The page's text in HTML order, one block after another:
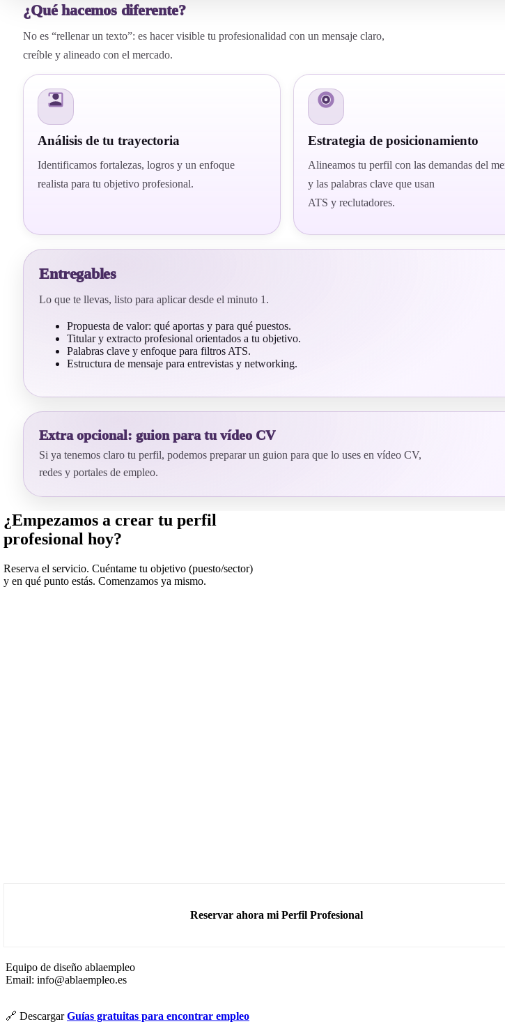
¿Qué hacemos diferente?
No es “rellenar un texto”: es hacer visible tu profesionalidad con un mensaje claro,
creíble y alineado con el mercado.
Análisis de tu trayectoria
Identificamos fortalezas, logros y un enfoque
realista para tu objetivo profesional.
Estrategia de posicionamiento
Alineamos tu perfil con las demandas del
y las palabras clave que usan
ATS y reclutadores.
Entregables
Lo que te llevas, listo para aplicar desde el minuto 1.
Propuesta de valor: qué aportas y para qué puestos.
Titular y extracto profesional orientados a tu objetivo.
Palabras clave y enfoque para filtros ATS.
Estructura de mensaje para entrevistas y networking.
Extra opcional: guion para tu vídeo CV
Si ya tenemos claro tu perfil, podemos preparar un guion para que lo uses en vídeo CV,
redes y portales de empleo.
¿Empezamos a crear tu perfil
profesional hoy?
Reserva el servicio. Cuéntame tu objetivo (puesto/sector)
y en qué punto estás. Comenzamos ya mismo.
Reservar ahora mi Perfil Profesional
Equipo de diseño ablaempleo
Email: info@ablaempleo.es
🔗 DescargarGuías gratuitas para encontrar empleo